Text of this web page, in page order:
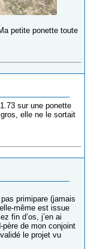
petite ponette toute
sur une ponette
elle ne le sortait
primipare (jamais
même est issue
fin d’os, j’en ai
de mon conjoint
le projet vu